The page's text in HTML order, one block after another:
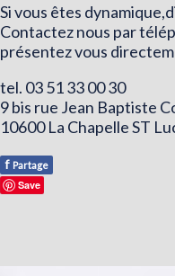
Si vous êtes
Contactez nous par
présentez vous
tel. 03 51 33 00 30
9 bis rue Jean Baptiste
10600 La Chapelle ST
f Partage
Save